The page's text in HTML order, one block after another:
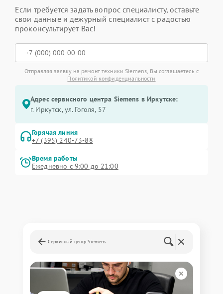
Если требуется задать вопрос специалисту, оставьте
свои данные и дежурный специалист с радостью
проконсультирует Вас!
Отправляя заявку на ремонт техники Siemens, Вы соглашаетесь с
Политикой конфиденциальности
Адрес сервисного центра Siemens в Иркутске:
г. Иркутск, ул. ​Гоголя, 57
Горячая линия
+7 (395) 240-73-88
Время работы
Ежедневно с 9:00 до 21:00
Сервисный центр Siemens